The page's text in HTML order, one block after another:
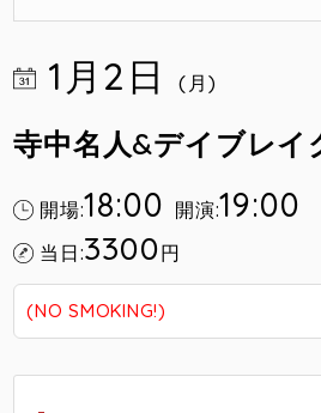
1月2日(月)
寺中名人&デイブレイ
開場:18:00 開演:19:00
当日:3300円
(NO SMOKING!)